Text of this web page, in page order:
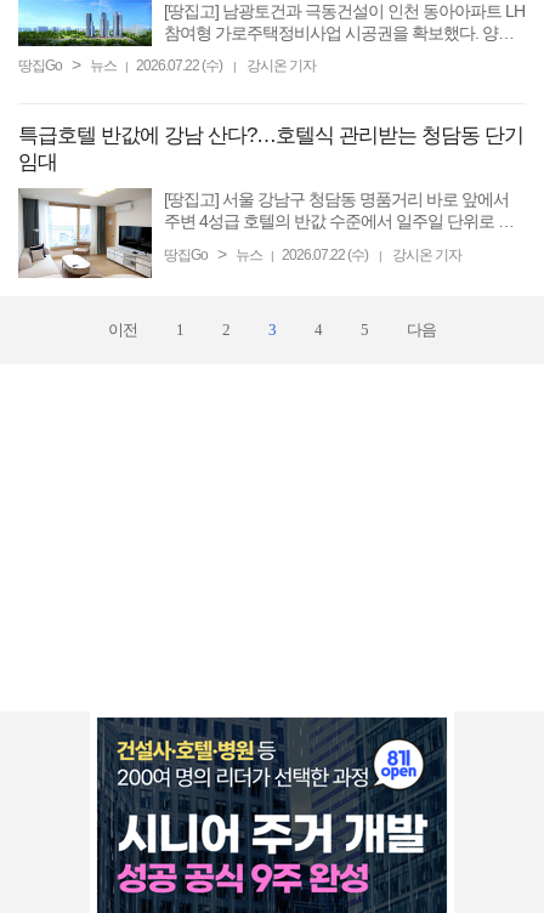
[땅집고] 남광토건과 극동건설이 인천 동아아파트 LH
참여형 가로주택정비사업 시공권을 확보했다. 양사
우스토리(HAUSTORY)’로 리뉴얼하고 실거주 중심
땅집Go > 뉴스 2026.07.22 (수) 강시온 기자
특급호텔 반값에 강남 산다?…호텔식 관리받는 청담동 단기
임대
[땅집고] 서울 강남구 청담동 명품거리 바로 앞에서
주변 4성급 호텔의 반값 수준에서 일주일 단위로 머
일반 원룸과 달리 거실과 침실이 분리된 이른바 1.5룸
땅집Go > 뉴스 | 2026.07.22 (수) | 강시온 기자
이전 1 2 3 4 5 다음